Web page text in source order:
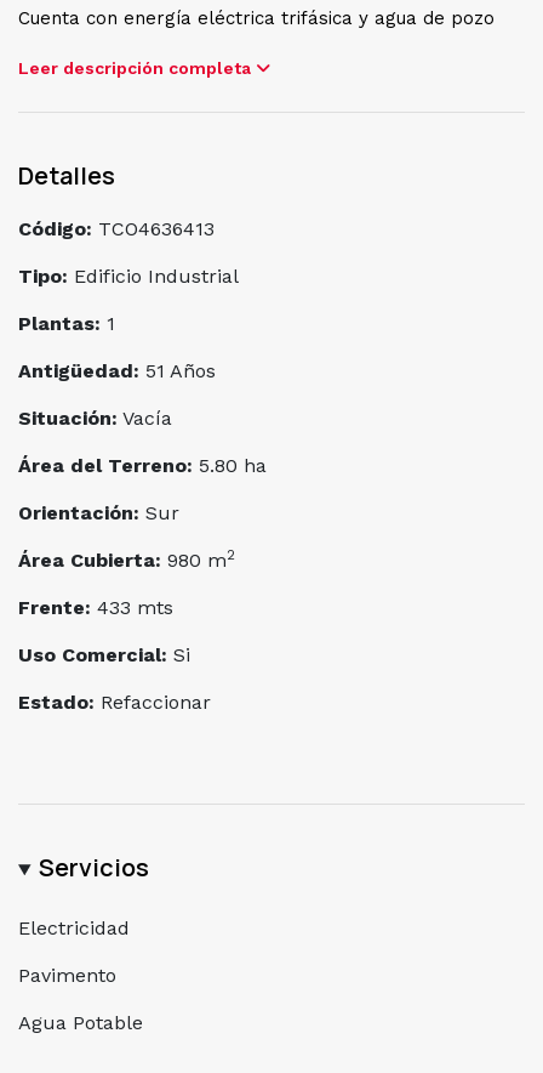
Cuenta con energía eléctrica trifásica y agua de pozo
Dentro del equipamiento persistente se encuentran dos
grupo electrógeno Caterpillar; dos digestores; dos
Planta para tratamiento de efluentes.
Leer descripción completa
Detalles
Código: TCO4636413
Tipo: Edificio Industrial
Plantas: 1
Antigüedad: 51 Años
Situación: Vacía
Área del Terreno: 5.80 ha
Orientación: Sur
Área Cubierta: 980 m2
Frente: 433 mts
Uso Comercial: Si
Estado: Refaccionar
Servicios
Electricidad
Pavimento
Agua Potable